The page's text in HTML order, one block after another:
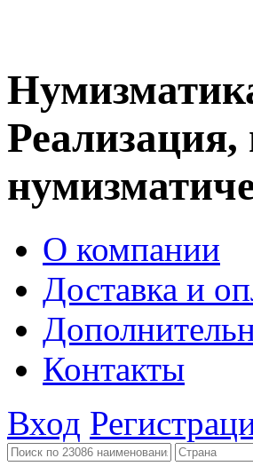
О компании
Доставка и
Контакты
Вход